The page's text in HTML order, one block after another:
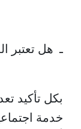
ـ هل تعتبر
بكل تأكيد